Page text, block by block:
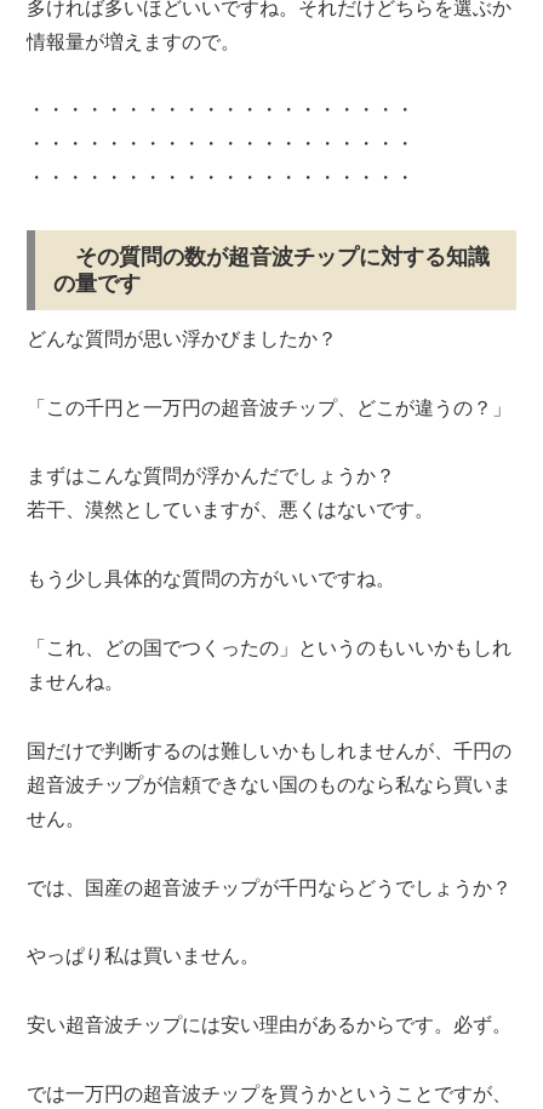
多ければ多いほどいいですね。それだけどちらを選ぶか
情報量が増えますので。
・・・・・・・・・・・・・・・・・・・・
・・・・・・・・・・・・・・・・・・・・
・・・・・・・・・・・・・・・・・・・・
その質問の数が超音波チップに対する知識
の量です
どんな質問が思い浮かびましたか？
「この千円と一万円の超音波チップ、どこが違うの？」
まずはこんな質問が浮かんだでしょうか？
若干、漠然としていますが、悪くはないです。
もう少し具体的な質問の方がいいですね。
「これ、どの国でつくったの」というのもいいかもしれ
ませんね。
国だけで判断するのは難しいかもしれませんが、千円の
超音波チップが信頼できない国のものなら私なら買いま
せん。
では、国産の超音波チップが千円ならどうでしょうか？
やっぱり私は買いません。
安い超音波チップには安い理由があるからです。必ず。
では一万円の超音波チップを買うかということですが、